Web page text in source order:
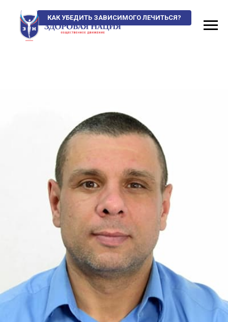
КАК УБЕДИТЬ ЗАВИСИМОГО ЛЕЧИТЬСЯ?